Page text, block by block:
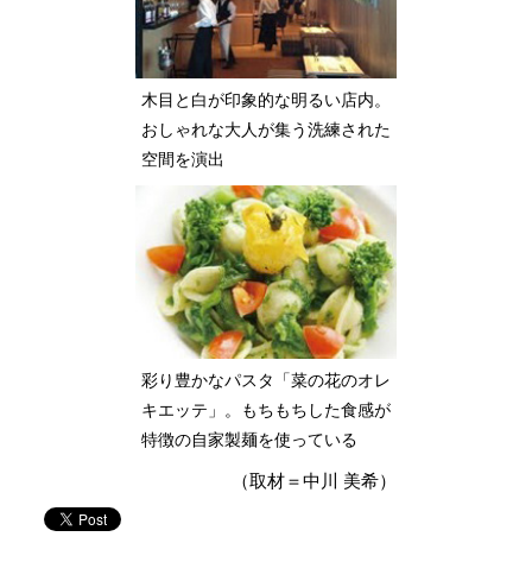
木目と白が印象的な明るい店内。
おしゃれな大人が集う洗練された
空間を演出
彩り豊かなパスタ「菜の花のオレ
キエッテ」。もちもちした食感が
特徴の自家製麺を使っている
（取材＝中川 美希）